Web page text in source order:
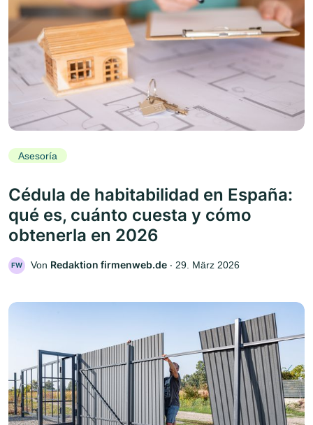
Asesoría
Cédula de habitabilidad en España:
qué es, cuánto cuesta y cómo
obtenerla en 2026
FW Von Redaktion firmenweb.de ‧ 29. März 2026